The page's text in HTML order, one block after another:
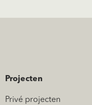
Projecten
Privé projecten